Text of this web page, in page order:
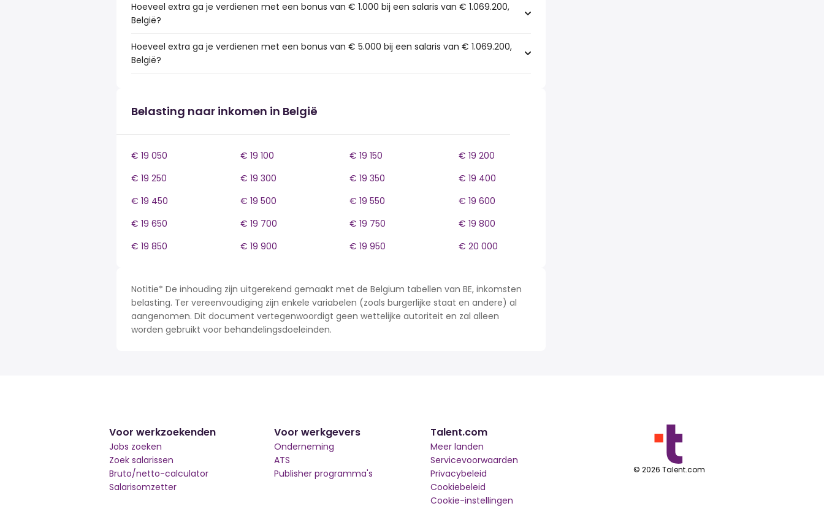
Hoeveel extra ga je verdienen met een bonus van € 1.000 bij een salaris van € 1.069.200,
België?
Hoeveel extra ga je verdienen met een bonus van € 5.000 bij een salaris van € 1.069.200,
België?
Belasting naar inkomen in België
€ 19 050 € 19 100 € 19 150
€ 19 200
€ 19 250
€ 19 300 € 19 350
€ 19 400
€ 19 450
€ 19 500 € 19 550
€ 19 600
€ 19 650
€ 19 700 € 19 750
€ 19 800
€ 19 850
€ 19 900 € 19 950 € 20 000
Notitie* De inhouding zijn uitgerekend gemaakt met de Belgium tabellen van BE, inkomsten
belasting. Ter vereenvoudiging zijn enkele variabelen (zoals burgerlijke staat en andere) al
aangenomen. Dit document vertegenwoordigt geen wettelijke autoriteit en zal alleen
worden gebruikt voor behandelingsdoeleinden.
Voor werkzoekenden
Jobs zoeken
Zoek salarissen
Bruto/netto-calculator
Salarisomzetter
Voor werkgevers
Onderneming
ATS
Publisher programma's
Talent.com
Meer landen
Servicevoorwaarden
Privacybeleid
Cookiebeleid
Cookie-instellingen
© 2026 Talent.com